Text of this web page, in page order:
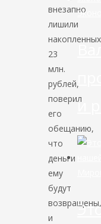
внезапно
лишили
накопленных
23
млн.
рублей,
поверил
его
обещанию,
что
деньги
ему
будут
возвращены,
и
и